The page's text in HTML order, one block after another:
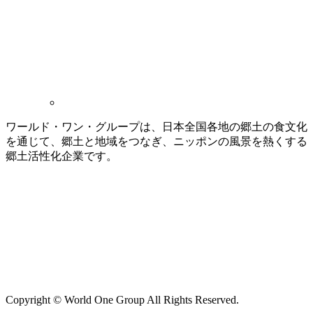
ワールド・ワン・グループは、日本全国各地の郷土の食文化
を通じて、郷土と地域をつなぎ、ニッポンの風景を熱くする
郷土活性化企業です。
Copyright © World One Group All Rights Reserved.